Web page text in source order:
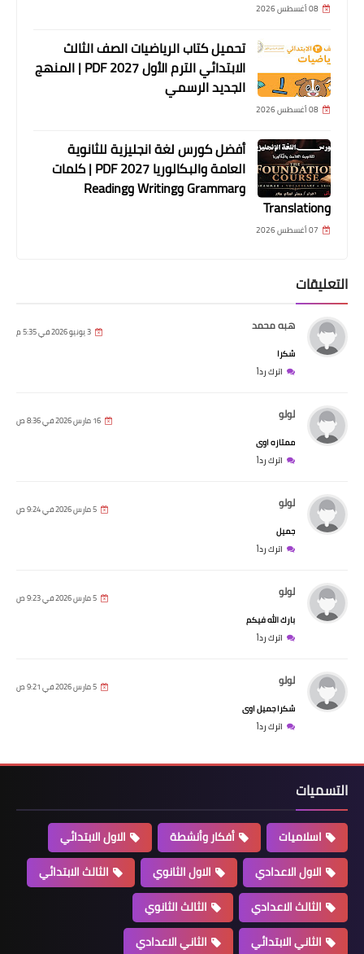
08 أغسطس 2026
تحميل كتاب الرياضيات الصف الثالث
الابتدائي الترم الأول 2027 PDF | المنهج
الجديد الرسمي
08 أغسطس 2026
أفضل كورس لغة انجليزية للثانوية
العامة والبكالوريا 2027 PDF | كلمات
وGrammar وWriting وReading
وTranslation
07 أغسطس 2026
التعليقات
هبه محمد 3 يونيو 2026 في 5:35 م
شكرا
اترك رداً
لولو 16 مارس 2026 في 8:36 ص
ممتازه اوى
اترك رداً
لولو 5 مارس 2026 في 9:24 ص
جميل
اترك رداً
لولو 5 مارس 2026 في 9:23 ص
بارك الله فيكم
اترك رداً
لولو 5 مارس 2026 في 9:21 ص
شكرا جميل اوى
اترك رداً
التسميات
اسلاميات أفكار وأنشطة
الاول الابتدائي
الاول الاعدادي
الاول الثانوي
الثالث الابتدائي
الثالث الاعدادي
الثالث الثانوي
الثاني الابتدائي
الثاني الاعدادي